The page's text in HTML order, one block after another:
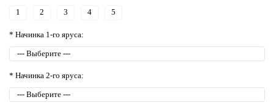
1 2 3 4 5
* Начинка 1-го яруса:
* Начинка 2-го яруса: